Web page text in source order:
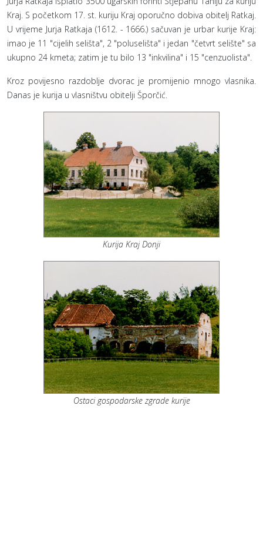
Kraj. S početkom 17. st. kuriju Kraj oporučno dobiva obitelj Ratkaj.
U vrijeme Jurja Ratkaja (1612. - 1666.) sačuvan je urbar kurije Kraj:
imao je 11 "cijelih selišta", 2 "poluselišta" i jedan "četvrt selište" sa
ukupno 24 kmeta; zatim je tu bilo 13 "inkvilina" i 15 "cenzuolista".
Kroz povijesno razdoblje dvorac je promijenio mnogo vlasnika.
Danas je kurija u vlasništvu obitelji Šporčić.
Kurija Kraj Donji
Ostaci gospodarske zgrade kurije